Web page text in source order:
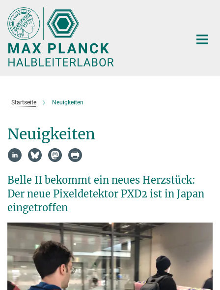
Hauptinhalt
Startseite Neuigkeiten
Neuigkeiten
Belle II bekommt ein neues Herzstück:
Der neue Pixeldetektor PXD2 ist in Japan
eingetroffen